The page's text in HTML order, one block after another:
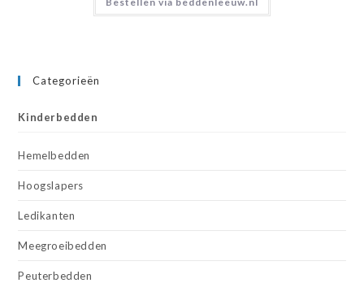
Categorieën
Kinderbedden
Hemelbedden
Hoogslapers
Ledikanten
Meegroeibedden
Peuterbedden